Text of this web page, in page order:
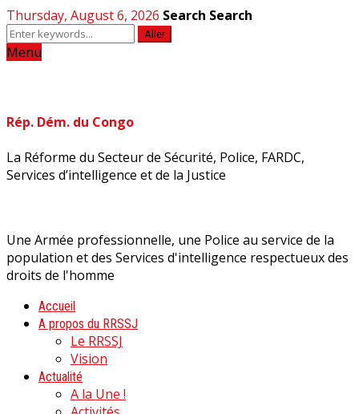
Thursday, August 6, 2026 Search Search
Aller
Menu
Rép. Dém. du Congo
La Réforme du Secteur de Sécurité, Police, FARDC,
Services d’intelligence et de la Justice
Une Armée professionnelle, une Police au service de la
population et des Services d'intelligence respectueux des
droits de l'homme
Accueil
A propos du RRSSJ
Le RRSSJ
Vision
Actualité
A la Une !